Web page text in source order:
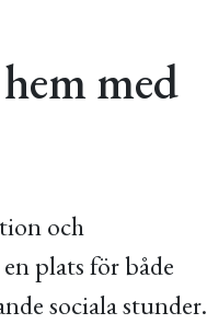
med
och
plats för både
sociala stunder.